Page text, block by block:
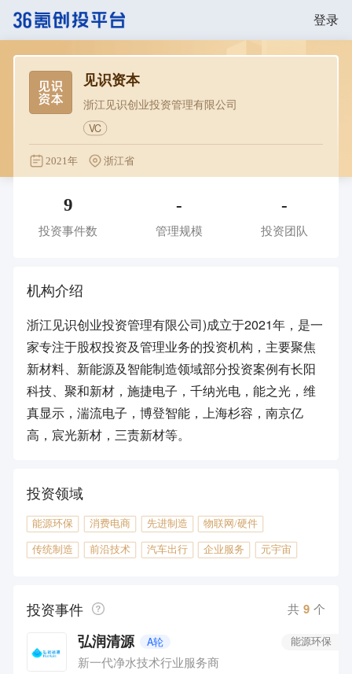
登录
见识资本
浙江见识创业投资管理有限公司
VC
2021年 浙江省
9
投资事件数
-
管理规模
-
投资团队
机构介绍
浙江见识创业投资管理有限公司)成立于2021年，是一
家专注于股权投资及管理业务的投资机构，主要聚焦
新材料、新能源及智能制造领域部分投资案例有长阳
科技、聚和新材，施捷电子，千纳光电，能之光，维
真显示，湍流电子，博登智能，上海杉容，南京亿
高，宸光新材，三责新材等。
投资领域
能源环保 消费电商 先进制造 物联网/硬件
传统制造 前沿技术 汽车出行 企业服务 元宇宙
投资事件 共 9 个
弘润清源 A轮
新一代净水技术行业服务商
能源环保